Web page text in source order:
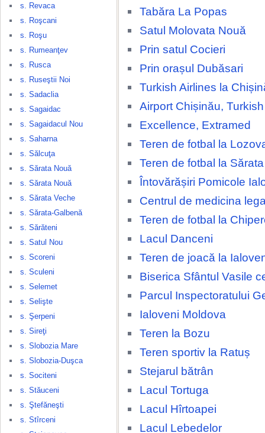
s. Revaca
s. Roşcani
s. Roşu
s. Rumeanţev
s. Rusca
s. Ruseştii Noi
s. Sadaclia
s. Sagaidac
s. Sagaidacul Nou
s. Saharna
s. Sălcuţa
s. Sărata Nouă
s. Sărata Nouă
s. Sărata Veche
s. Sărata-Galbenă
s. Sărăteni
s. Satul Nou
s. Scoreni
s. Sculeni
s. Selemet
s. Selişte
s. Şerpeni
s. Sireţi
s. Slobozia Mare
s. Slobozia-Duşca
s. Sociteni
s. Stăuceni
s. Ştefăneşti
s. Stîrceni
Tabăra La Popas
Satul Molovata Nouă
Prin satul Cocieri
Prin orașul Dubăsari
Turkish Airlines la
Airport Chișinău,
Excellence, Extramed
Teren de fotbal la
Teren de fotbal la
Întovărășiri Pomicole
Centrul de medicina
Teren de fotbal la
Lacul Danceni
Teren de joacă la
Biserica Sfântul Vasile
Parcul Inspectoratului
Ialoveni Moldova
Teren la Bozu
Teren sportiv la Ratuș
Stejarul bătrân
Lacul Tortuga
Lacul Hîrtoapei
Lacul Lebedelor